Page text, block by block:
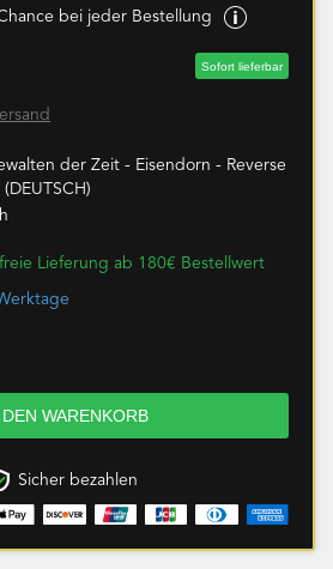
bei jeder Bestellung
Sofort lieferbar
der Zeit - Eisendorn - Reverse
Lieferung ab 180€ Bestellwert
Sicher bezahlen